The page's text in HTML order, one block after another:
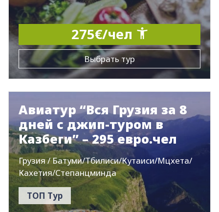
275€/чел
Выбрать тур
Авиатур “Вся Грузия за 8
дней с джип-туром в
Казбеги” – 295 евро.чел
Грузия / Батуми/Тбилиси/Кутаиси/Мцхета/
Кахетия/Степанцминда
ТОП Тур